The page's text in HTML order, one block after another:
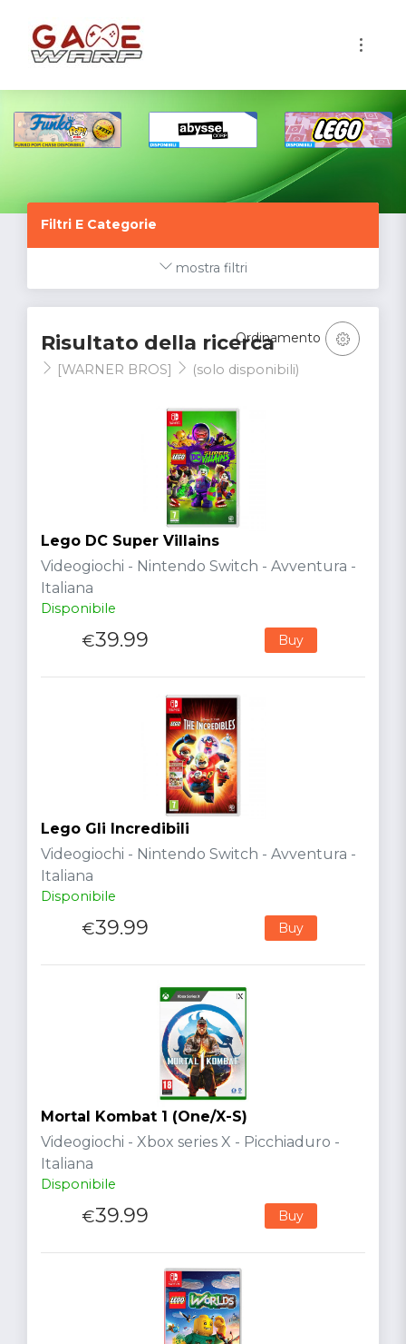
Filtri E Categorie
mostra filtri
Risultato della ricerca
[WARNER BROS] (solo disponibili)
Ordinamento
Lego DC Super Villains
Videogiochi - Nintendo Switch - Avventura -
Italiana
Disponibile
€39.99 Buy
Lego Gli Incredibili
Videogiochi - Nintendo Switch - Avventura -
Italiana
Disponibile
€39.99 Buy
Mortal Kombat 1 (One/X-S)
Videogiochi - Xbox series X - Picchiaduro -
Italiana
Disponibile
€39.99 Buy